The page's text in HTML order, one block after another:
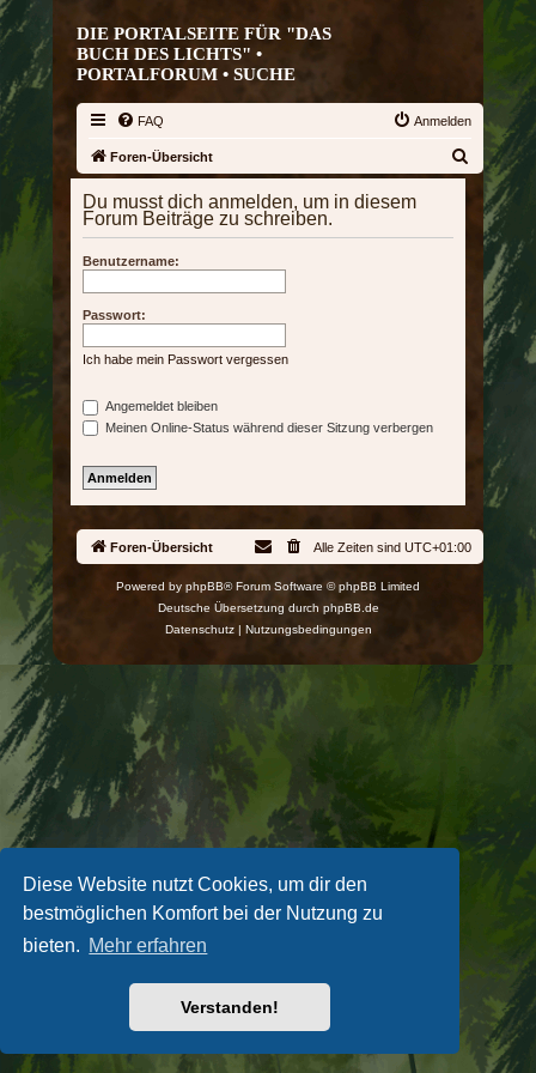
Diese Website nutzt Cookies, um dir den
bestmöglichen Komfort bei der Nutzung zu
bieten. Mehr erfahren
Verstanden!
DIE PORTALSEITE FÜR "DAS
BUCH DES LICHTS" •
PORTALFORUM • SUCHE
FAQ Anmelden
Foren-Übersicht
Du musst dich anmelden, um in diesem
Forum Beiträge zu schreiben.
Benutzername:
Passwort:
Ich habe mein Passwort vergessen
Angemeldet bleiben
Meinen Online-Status während dieser Sitzung verbergen
Foren-Übersicht Alle Zeiten sind UTC+01:00
Powered by phpBB® Forum Software © phpBB Limited
Deutsche Übersetzung durch phpBB.de
Datenschutz| Nutzungsbedingungen